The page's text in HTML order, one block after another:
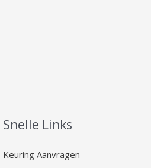
Snelle Links
Keuring Aanvragen